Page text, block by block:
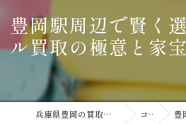
豊岡駅周辺で賢く
ル買取の極意と家
兵庫県豊岡の買取なら鑑定買取 家宝 豊岡店 コラム 豊岡